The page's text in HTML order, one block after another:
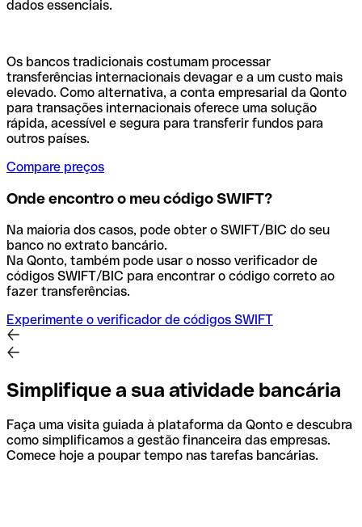
dados essenciais.
Os bancos tradicionais costumam processar
transferências internacionais devagar e a um custo mais
elevado. Como alternativa, a conta empresarial da Qonto
para transações internacionais oferece uma solução
rápida, acessível e segura para transferir fundos para
outros países.
Compare preços
Onde encontro o meu código SWIFT?
Na maioria dos casos, pode obter o SWIFT/BIC do seu
banco no extrato bancário.
Na Qonto, também pode usar o nosso verificador de
códigos SWIFT/BIC para encontrar o código correto ao
fazer transferências.
Experimente o verificador de códigos SWIFT
Simplifique a sua atividade bancária
Faça uma visita guiada à plataforma da Qonto e descubra
como simplificamos a gestão financeira das empresas.
Comece hoje a poupar tempo nas tarefas bancárias.